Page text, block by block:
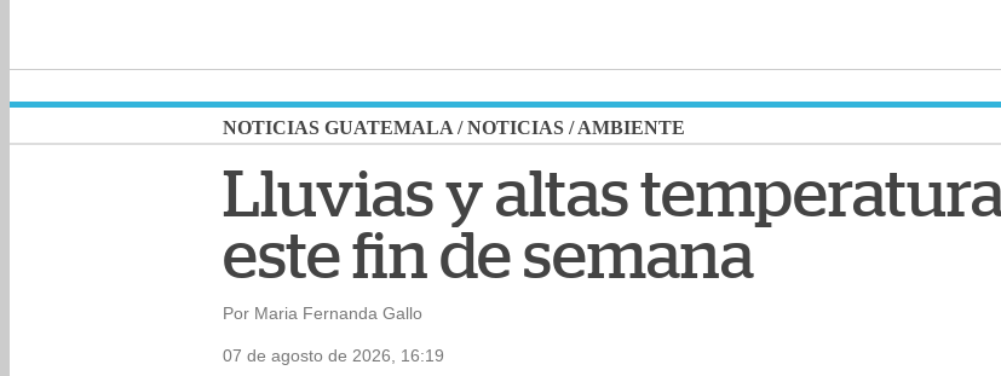
NOTICIAS GUATEMALA /NOTICIAS /AMBIENTE
Lluvias y altas
este fin de semana
Por Maria Fernanda Gallo
07 de agosto de 2026, 16:19